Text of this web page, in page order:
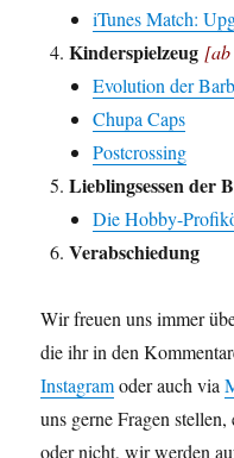
iTunes Match:
Kinderspielzeug
Evolution der
Chupa Caps
Postcrossing
Lieblingsessen der
Die Hobby-
Verabschiedung
Wir freuen uns immer
die ihr in den
Instagramoder auch via
uns gerne Fragen
oder nicht, wir werden